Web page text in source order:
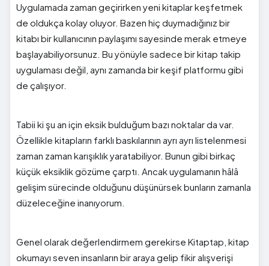
Uygulamada zaman geçirirken yeni kitaplar keşfetmek
de oldukça kolay oluyor. Bazen hiç duymadığınız bir
kitabı bir kullanıcının paylaşımı sayesinde merak etmeye
başlayabiliyorsunuz. Bu yönüyle sadece bir kitap takip
uygulaması değil, aynı zamanda bir keşif platformu gibi
de çalışıyor.
Tabii ki şu an için eksik bulduğum bazı noktalar da var.
Özellikle kitapların farklı baskılarının ayrı ayrı listelenmesi
zaman zaman karışıklık yaratabiliyor. Bunun gibi birkaç
küçük eksiklik gözüme çarptı. Ancak uygulamanın hâlâ
gelişim sürecinde olduğunu düşünürsek bunların zamanla
düzeleceğine inanıyorum.
Genel olarak değerlendirmem gerekirse Kitaptap, kitap
okumayı seven insanların bir araya gelip fikir alışverişi